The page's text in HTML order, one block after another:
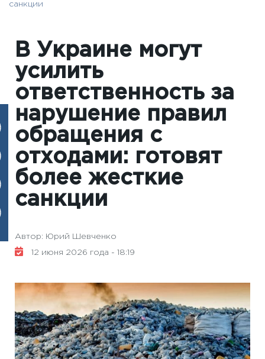
санкции
В Украине могут
усилить
ответственность за
нарушение правил
обращения с
отходами: готовят
более жесткие
санкции
Автор: Юрий Шевченко
12 июня 2026 года - 18:19